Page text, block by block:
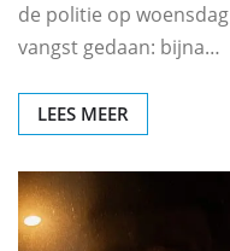
de politie op
vangst gedaan: bijna…
LEES MEER